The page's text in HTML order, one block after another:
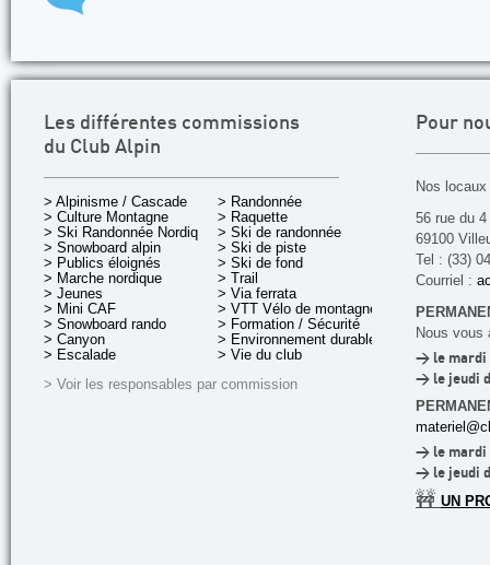
Les différentes commissions
du Club Alpin
> Alpinisme / Cascade
> Culture Montagne
> Ski Randonnée Nordique
> Snowboard alpin
> Publics éloignés
> Marche nordique
> Jeunes
> Mini CAF
> Snowboard rando
> Canyon
> Escalade
> Randonnée
> Raquette
> Ski de randonnée
> Ski de piste
> Ski de fond
> Trail
> Via ferrata
> VTT Vélo de montagne
> Formation / Sécurité
> Environnement durable
> Vie du club
> Voir les responsables par commission
Pour
Nos
56 rue du
69100
Tel : (33)
Courriel :
Nous vous
> le mardi
> le jeudi
> le mardi
> le jeudi
🚧 UN